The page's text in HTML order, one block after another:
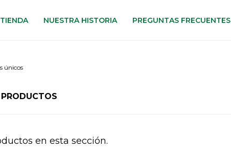
TIENDA NUESTRA HISTORIA PREGUNTAS FRECUENTES
únicos
en esta sección.